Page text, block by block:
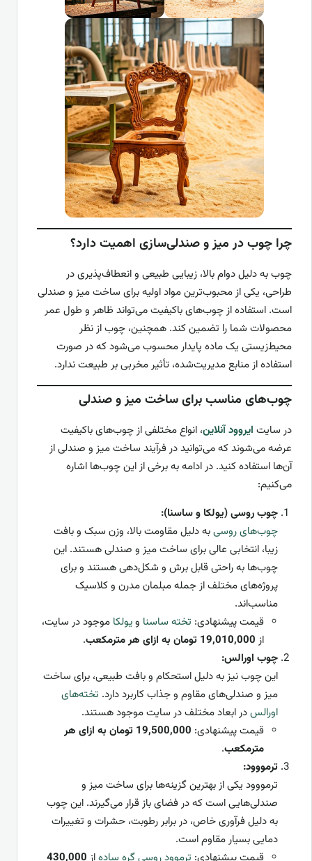
چرا چوب در میز و صندلی‌سازی اهمیت دارد؟
چوب به دلیل دوام بالا، زیبایی طبیعی و انعطاف‌پذیری در
طراحی، یکی از محبوب‌ترین مواد اولیه برای ساخت میز و صندلی
است. استفاده از چوب‌های باکیفیت می‌تواند ظاهر و طول عمر
محصولات شما را تضمین کند. همچنین، چوب از نظر
محیط‌زیستی یک ماده پایدار محسوب می‌شود که در صورت
استفاده از منابع مدیریت‌شده، تأثیر مخربی بر طبیعت ندارد.
چوب‌های مناسب برای ساخت میز و صندلی
در سایت ایروود آنلاین، انواع مختلفی از چوب‌های باکیفیت
عرضه می‌شوند که می‌توانید در فرآیند ساخت میز و صندلی از
آن‌ها استفاده کنید. در ادامه به برخی از این چوب‌ها اشاره
می‌کنیم:
چوب روسی (یولکا و ساسنا):
چوب‌های روسیبه دلیل مقاومت بالا، وزن سبک و بافت
زیبا، انتخابی عالی برای ساخت میز و صندلی هستند. این
چوب‌ها به راحتی قابل برش و شکل‌دهی هستند و برای
پروژه‌های مختلف از جمله مبلمان مدرن و کلاسیک
مناسب‌اند.
قیمت پیشنهادی: تخته ساسنا ویولکا موجود در سایت،
از 19,010,000 تومان به ازای هر مترمکعب
.
چوب اورالس:
این چوب نیز به دلیل استحکام و بافت طبیعی، برای ساخت
میز و صندلی‌های مقاوم و جذاب کاربرد دارد. تخته‌های
اورالسدر ابعاد مختلف در سایت موجود هستند.
قیمت پیشنهادی:
19,500,000 تومان به ازای هر
مترمکعب.
ترمووود:
ترمووود یکی از بهترین گزینه‌ها برای ساخت میز و
صندلی‌هایی است که در فضای باز قرار می‌گیرند. این چوب
به دلیل فرآوری خاص، در برابر رطوبت، حشرات و تغییرات
دمایی بسیار مقاوم است.